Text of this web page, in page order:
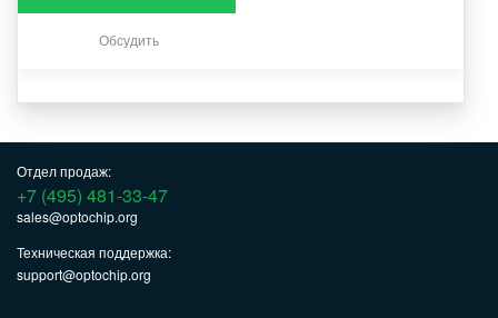
Обсудить
Отдел продаж:
+7 (495) 481-33-47
sales@optochip.org
Техническая поддержка:
support@optochip.org